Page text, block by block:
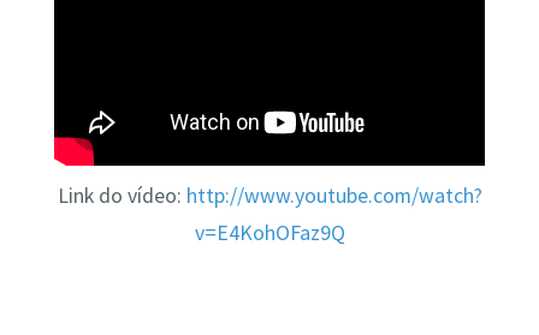
Link do vídeo: http://www.youtube.com/watch?
v=E4KohOFaz9Q